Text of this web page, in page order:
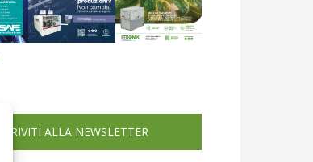
ISCRIVITI ALLA NEWSLETTER